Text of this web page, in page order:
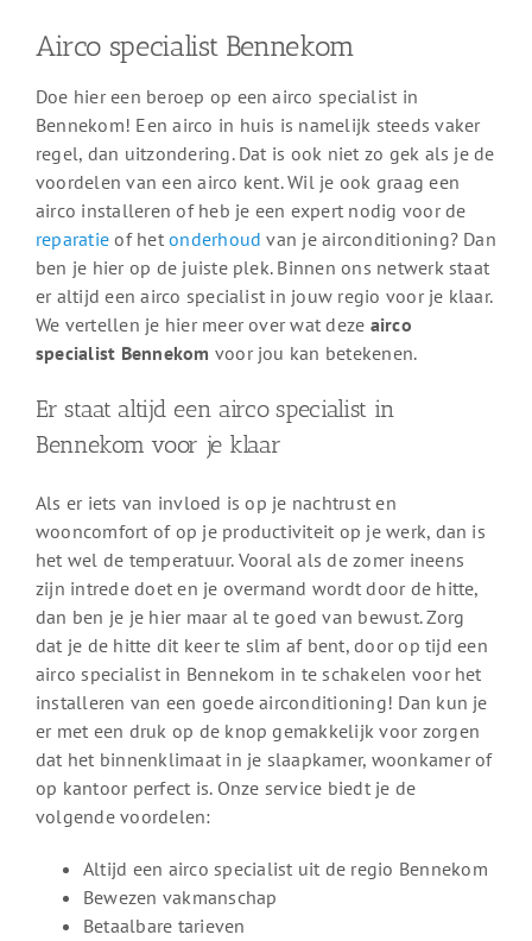
Airco specialist Bennekom
Doe hier een beroep op een airco specialist in
Bennekom! Een airco in huis is namelijk steeds vaker
regel, dan uitzondering. Dat is ook niet zo gek als je de
voordelen van een airco kent. Wil je ook graag een
airco installeren of heb je een expert nodig voor de
reparatie of hetonderhoud van je airconditioning? Dan
ben je hier op de juiste plek. Binnen ons netwerk staat
er altijd een airco specialist in jouw regio voor je klaar.
We vertellen je hier meer over wat deze airco
specialist Bennekom voor jou kan betekenen.
Er staat altijd een airco specialist in
Bennekom voor je klaar
Als er iets van invloed is op je nachtrust en
wooncomfort of op je productiviteit op je werk, dan is
het wel de temperatuur. Vooral als de zomer ineens
zijn intrede doet en je overmand wordt door de hitte,
dan ben je je hier maar al te goed van bewust. Zorg
dat je de hitte dit keer te slim af bent, door op tijd een
airco specialist in Bennekom in te schakelen voor het
installeren van een goede airconditioning! Dan kun je
er met een druk op de knop gemakkelijk voor zorgen
dat het binnenklimaat in je slaapkamer, woonkamer of
op kantoor perfect is. Onze service biedt je de
volgende voordelen:
Altijd een airco specialist uit de regio Bennekom
Bewezen vakmanschap
Betaalbare tarieven